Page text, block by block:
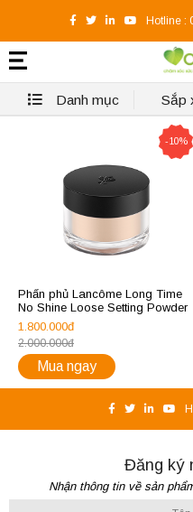
Hotline :
Danh mục Sắp
-10%
Phấn phủ Lancôme Long Time
No Shine Loose Setting Powder
1.800.000đ
2.000.000đ
Mua ngay
Đăng ký
Nhận thông tin về sản